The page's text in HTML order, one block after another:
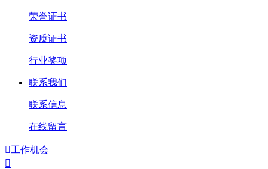
荣誉证书
资质证书
行业奖项
联系我们
联系信息
在线留言
工作机会
